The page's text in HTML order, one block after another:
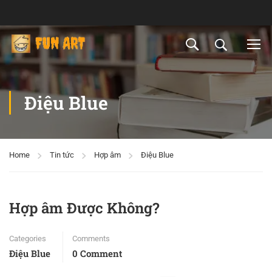
Điệu Blue
Home Tin tức Hợp âm Điệu Blue
Hợp âm Được Không?
Categories
Điệu Blue
Comments
0 Comment